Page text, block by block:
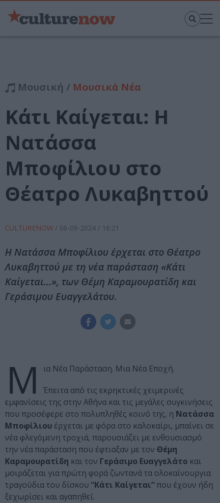
Μουσική / Μουσικά Νέα
Κάτι Καίγεται: Η
Νατάσσα
Μποφίλιου στο
Θέατρο Λυκαβηττού
CULTURENOW / 06-09-2024 / 16:21
Η Νατάσσα Μποφίλιου έρχεται στο Θέατρο
Λυκαβηττού με τη νέα παράσταση «Κάτι
Καίγεται…», των Θέμη Καραμουρατίδη και
Γεράσιμου Ευαγγελάτου.
Μ
ια Νέα Παράσταση. Μια Νέα Εποχή.
Έπειτα από τις εκρηκτικές χειμερινές
εμφανίσεις της στην Αθήνα και τις μεγάλες συγκινήσεις
που προσέφερε στο πολυπληθές κοινό της, η Νατάσσα
Μποφίλιου έρχεται με φόρα στο καλοκαίρι, μπαίνει σε
νέα φλεγόμενη τροχιά, παρουσιάζει με ενθουσιασμό
την νέα παράσταση που έφτιαξαν με τον Θέμη
Καραμουρατίδη και τον Γεράσιμο Ευαγγελάτο και
μοιράζεται για πρώτη φορά ζωντανά τα ολοκαίνουργια
τραγούδια του δίσκου “Κάτι Καίγεται”που έχουν ήδη
ξεχωρίσει και αγαπηθεί.